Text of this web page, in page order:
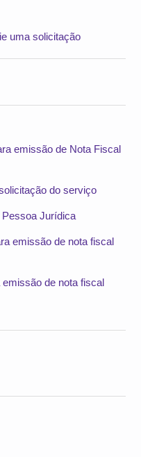
uma solicitação
emissão de Nota Fiscal
do serviço
Pessoa Jurídica
emissão de nota fiscal
de nota fiscal